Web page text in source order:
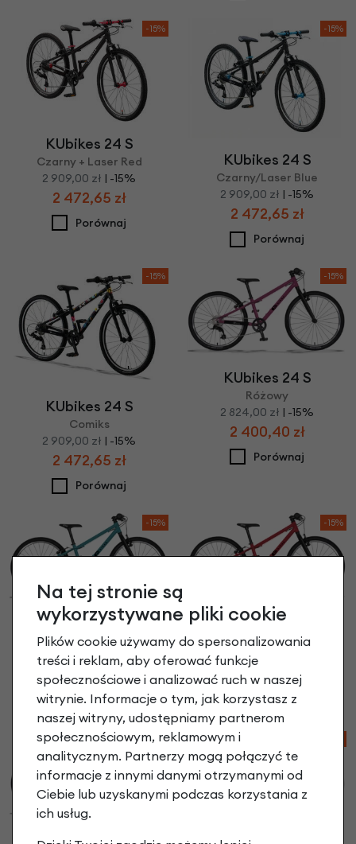
-15%
KUbikes 24 S
Czarny + Laser Red
2 909,00 zł | -15%
2 472,65 zł
Porównaj
-15%
KUbikes 24 S
Czarny/Laser Blue
2 909,00 zł | -15%
2 472,65 zł
Porównaj
-15%
KUbikes 24 S
Comiks
2 909,00 zł | -15%
2 472,65 zł
Porównaj
-15%
KUbikes 24 S
Różowy
2 824,00 zł | -15%
2 400,40 zł
Porównaj
-15%
KUbikes 24 S
Turkusowy
2 824,00 zł | -15%
2 400,40 zł
Porównaj
-15%
KUbikes 24 S
Czerwony
2 739,00 zł
2 328,15 zł
Porównaj
-15%
Na tej stronie są
wykorzystywane pliki cookie
Plików cookie używamy do spersonalizowania
treści i reklam, aby oferować funkcje
społecznościowe i analizować ruch w naszej
witrynie. Informacje o tym, jak korzystasz z
naszej witryny, udostępniamy partnerom
społecznościowym, reklamowym i
analitycznym. Partnerzy mogą połączyć te
informacje z innymi danymi otrzymanymi od
Ciebie lub uzyskanymi podczas korzystania z
ich usług.